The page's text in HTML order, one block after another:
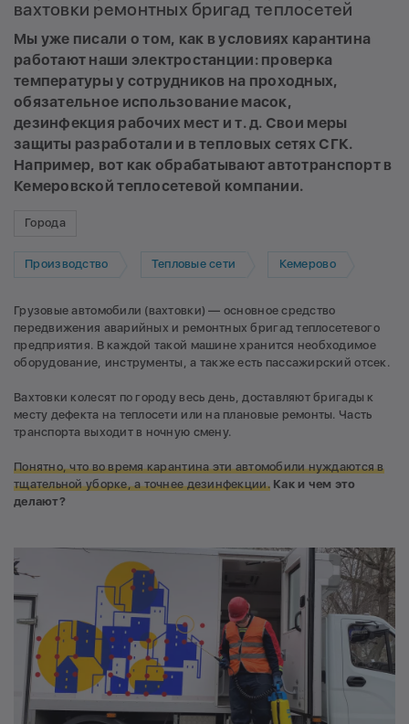
вахтовки ремонтных бригад теплосетей
Мы уже писали о том, как в условиях карантина
работают наши электростанции: проверка
температуры у сотрудников на проходных,
обязательное использование масок,
дезинфекция рабочих мест и т. д. Свои меры
защиты разработали и в тепловых сетях СГК.
Например, вот как обрабатывают автотранспорт в
Кемеровской теплосетевой компании.
Города
Производство Тепловые сети Кемерово
Грузовые автомобили (вахтовки) — основное средство
передвижения аварийных и ремонтных бригад теплосетевого
предприятия. В каждой такой машине хранится необходимое
оборудование, инструменты, а также есть пассажирский отсек.
Вахтовки колесят по городу весь день, доставляют бригады к
месту дефекта на теплосети или на плановые ремонты. Часть
транспорта выходит в ночную смену.
Понятно, что во время карантина эти автомобили нуждаются в
тщательной уборке, а точнее дезинфекции. Как и чем это
делают?